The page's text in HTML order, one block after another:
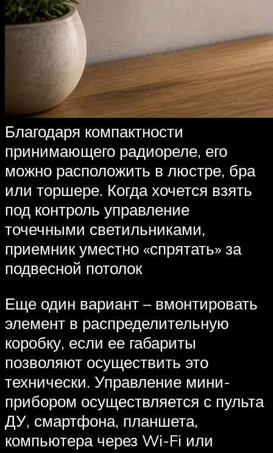
Благодаря компактности
принимающего радиореле, его
можно расположить в люстре, бра
или торшере. Когда хочется взять
под контроль управление
точечными светильниками,
приемник уместно «спрятать» за
подвесной потолок
Еще один вариант – вмонтировать
элемент в распределительную
коробку, если ее габариты
позволяют осуществить это
технически. Управление мини-
прибором осуществляется с пульта
ДУ, смартфона, планшета,
компьютера через Wi-Fi или